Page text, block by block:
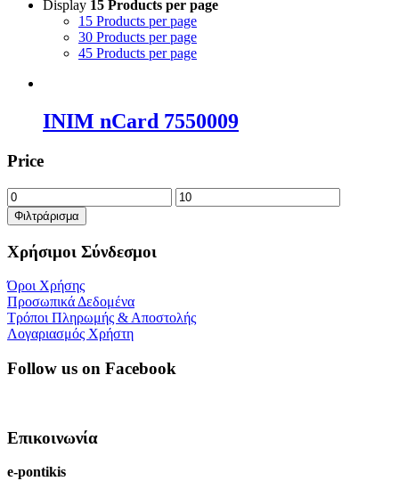
Display 15 Products per page
15 Products per page
30 Products per page
45 Products per page
INIM nCard 7550009
Price
Ελάχιστη
τιμή
Μέγιστη
τιμή
Φιλτράρισμα
Χρήσιμοι Σύνδεσμοι
Όροι Χρήσης
Προσωπικά Δεδομένα
Τρόποι Πληρωμής & Αποστολής
Λογαριασμός Χρήστη
Follow us on Facebook
Επικοινωνία
e-pontikis